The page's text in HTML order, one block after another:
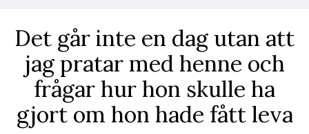
Det går inte en dag utan att
jag pratar med henne och
frågar hur hon skulle ha
gjort om hon hade fått leva